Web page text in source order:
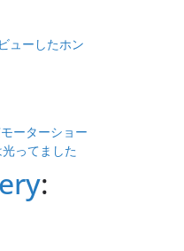
ューしたホン
ーターショー
ってました
: